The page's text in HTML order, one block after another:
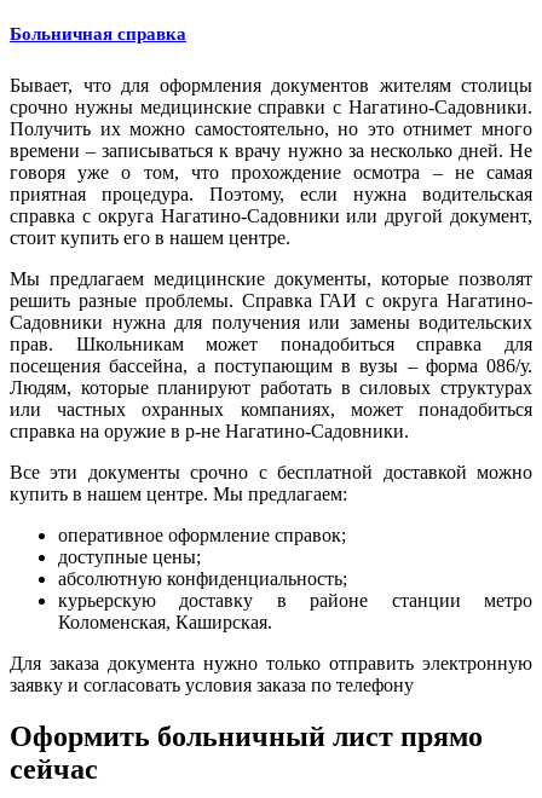
Больничная справка
Бывает, что для оформления документов жителям столицы
срочно нужны медицинские справки с Нагатино-Садовники.
Получить их можно самостоятельно, но это отнимет много
времени – записываться к врачу нужно за несколько дней. Не
говоря уже о том, что прохождение осмотра – не самая
приятная процедура. Поэтому, если нужна водительская
справка с округа Нагатино-Садовники или другой документ,
стоит купить его в нашем центре.
Мы предлагаем медицинские документы, которые позволят
решить разные проблемы. Справка ГАИ с округа Нагатино-
Садовники нужна для получения или замены водительских
прав. Школьникам может понадобиться справка для
посещения бассейна, а поступающим в вузы – форма 086/у.
Людям, которые планируют работать в силовых структурах
или частных охранных компаниях, может понадобиться
справка на оружие в р-не Нагатино-Садовники.
Все эти документы срочно с бесплатной доставкой можно
купить в нашем центре. Мы предлагаем:
оперативное оформление справок;
доступные цены;
абсолютную конфиденциальность;
курьерскую доставку в районе станции метро
Коломенская, Каширская.
Для заказа документа нужно только отправить электронную
заявку и согласовать условия заказа по телефону
Оформить больничный лист прямо
сейчас